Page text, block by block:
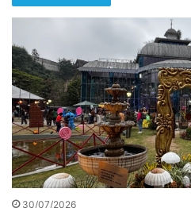
30/07/2026